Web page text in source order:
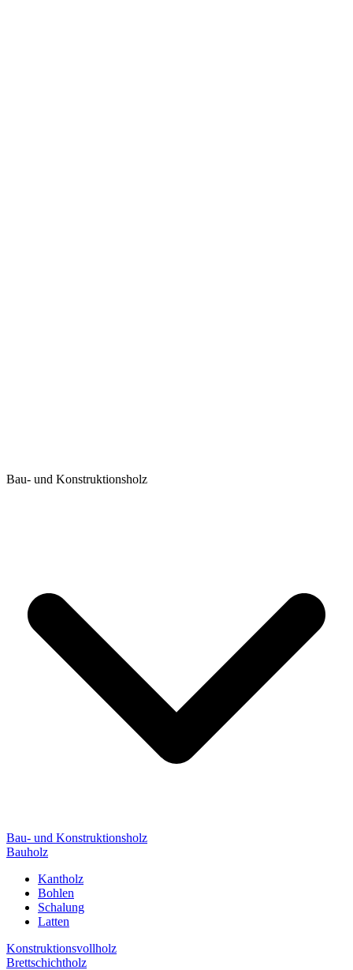
Bau- und Konstruktionsholz
Bau- und Konstruktionsholz
Bauholz
Kantholz
Bohlen
Schalung
Latten
Konstruktionsvollholz
Brettschichtholz